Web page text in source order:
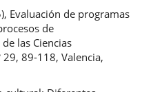
Evaluación de programas
de
las Ciencias
29, 89-118, Valencia,